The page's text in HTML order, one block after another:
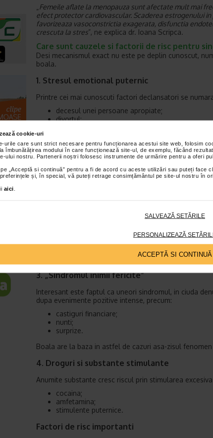
cookie-uri
urile care sunt strict necesare pentru funcționarea acestui site web, folosim
îmbunătățirea modului în care funcționează site-ul, de exemplu, făcând
ului nostru. Partenerii noștri folosesc instrumente de urmărire pentru a oferi
„Acceptă si continuă” pentru a fi de acord cu aceste utilizări sau puteți face
și, în special, vă puteți retrage consimțământul pe site-ul nostru în
aici
SALVEAZĂ SETĂRILE
PERSONALIZEAZĂ
ACCEPTĂ SI CONTINUĂ
Femeile aflate la menopauza sunt afectate mult mai
efect protector cardiovascular. Scaderea estrogenului
favorizeaza vasoconstrictia exagerata, disfunctia
crescuta la stres”, ne explica dr. Ioana Scripca.
Care sunt cauzele si factorii de risc pentru
Desi mecanismul exact nu este pe deplin cunoscut,
boala.
1. Stresul emotional puternic
Printre cei mai cunoscuti factori declansatori se
decesul unei persoane apropiate;
divortul;
problemele financiare;
socurile emotionale;
anxietatea intensa;
diagnosticarea unei boli grave.
3. „Sindromul inimii fericite”
Interesant este faptul ca uneori sindromul, in ciuda
dupa evenimente pozitive intense, precum:
castiguri financiare;
nunti;
surprize.
Boala are la baza in astfel de cazuri asa-zisul
4. Droguri si substante stimulante
Anumite substante cresc riscul prin stimularea
cocaina;
amfetamina;
stimulente puternice.
Factori de risc importanti